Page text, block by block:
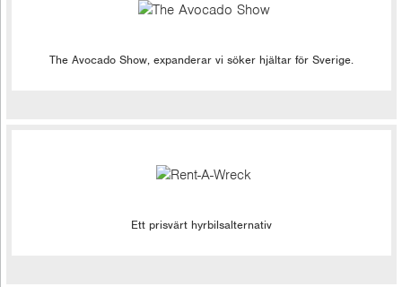
The Avocado Show, expanderar vi söker hjältar för Sverige.
Ett prisvärt hyrbilsalternativ